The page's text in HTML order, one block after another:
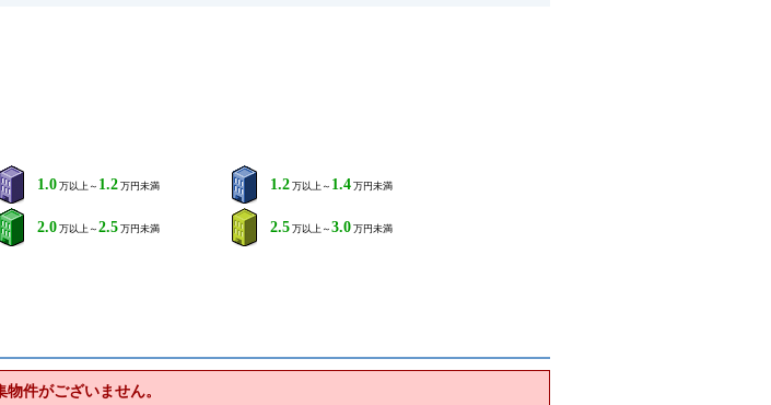
1.0 万以上～ 1.2 万円未満 1.2 万以上～ 1.4 万円未満
2.0 万以上～ 2.5 万円未満 2.5 万以上～ 3.0 万円未満
物件がございません。